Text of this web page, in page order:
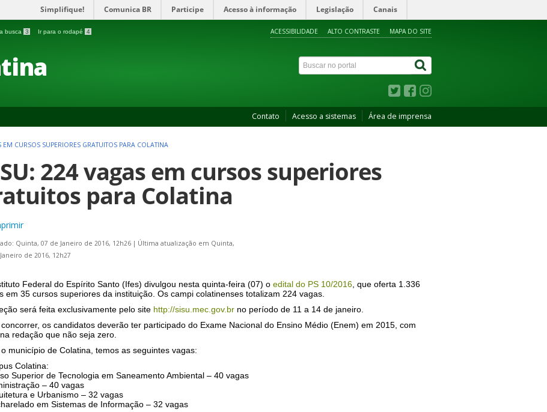
Simplifique! Comunica BR Participe Acesso à informação Legislação Canais
busca 3 Ir para o rodapé 4 ACESSIBILIDADE ALTO CONTRASTE MAPA DO SITE
Contato Acesso a sistemas Área de imprensa
EM CURSOS SUPERIORES GRATUITOS PARA COLATINA
224 vagas em cursos superiores
para Colatina
Quinta, 07 de Janeiro de 2016, 12h26 | Última atualização em Quinta,
de 2016, 12h27
Federal do Espírito Santo (Ifes) divulgou nesta quinta-feira (07) o edital do PS 10/2016 , que oferta 1.336
em 35 cursos superiores da instituição. Os campi colatinenses totalizam 224 vagas.
será feita exclusivamente pelo site http://sisu.mec.gov.br no período de 11 a 14 de janeiro.
os candidatos deverão ter participado do Exame Nacional do Ensino Médio (Enem) em 2015, com
redação que não seja zero.
município de Colatina, temos as seguintes vagas:
Colatina:
Superior de Tecnologia em Saneamento Ambiental – 40 vagas
– 40 vagas
e Urbanismo – 32 vagas
em Sistemas de Informação – 32 vagas